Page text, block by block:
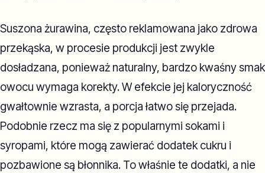
Suszona żurawina, często reklamowana jako zdrowa
przekąska, w procesie produkcji jest zwykle
dosładzana, ponieważ naturalny, bardzo kwaśny smak
owocu wymaga korekty. W efekcie jej kaloryczność
gwałtownie wzrasta, a porcja łatwo się przejada.
Podobnie rzecz ma się z popularnymi sokami i
syropami, które mogą zawierać dodatek cukru i
pozbawione są błonnika. To właśnie te dodatki, a nie